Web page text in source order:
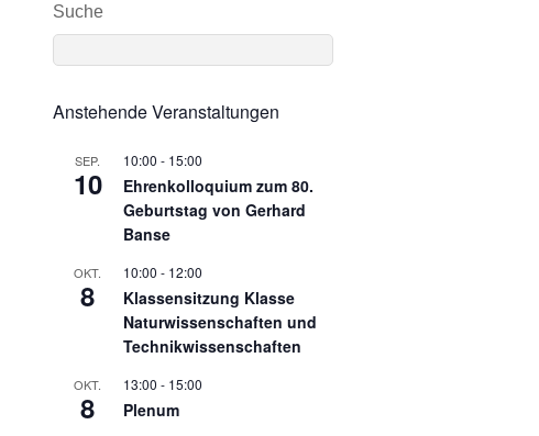
Suche
Anstehende Veranstaltungen
SEP.
10
10:00 - 15:00
Ehrenkolloquium zum 80.
Geburtstag von Gerhard
Banse
OKT.
8
10:00 - 12:00
Klassensitzung Klasse
Naturwissenschaften und
Technikwissenschaften
OKT.
8
13:00 - 15:00
Plenum